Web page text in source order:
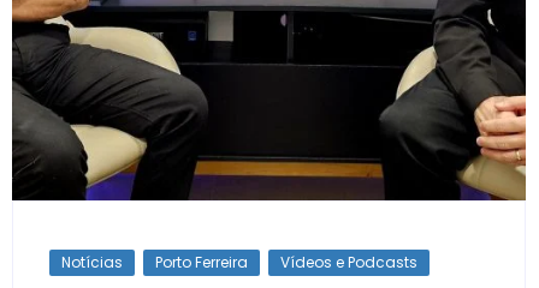
Notícias Porto Ferreira Vídeos e Podcasts